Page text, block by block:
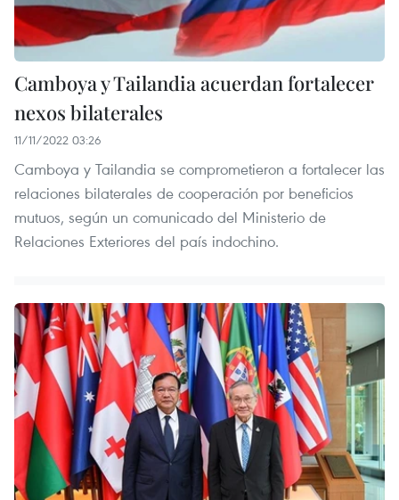
Camboya y Tailandia acuerdan fortalecer
nexos bilaterales
11/11/2022 03:26
Camboya y Tailandia se comprometieron a fortalecer las
relaciones bilaterales de cooperación por beneficios
mutuos, según un comunicado del Ministerio de
Relaciones Exteriores del país indochino.